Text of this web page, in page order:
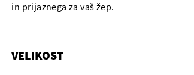
in prijaznega za vaš žep.
VELIKOST